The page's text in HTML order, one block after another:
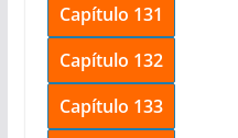
Capítulo 131
Capítulo 132
Capítulo 133